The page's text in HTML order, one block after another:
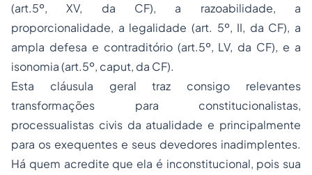
(art.5º, XV, da CF), a razoabilidade, a
proporcionalidade, a legalidade (art. 5º, II, da CF), a
ampla defesa e contraditório (art.5º, LV, da CF), e a
isonomia (art.5º, caput, da CF).
Esta cláusula geral traz consigo relevantes
transformações para constitucionalistas,
processualistas civis da atualidade e principalmente
para os exequentes e seus devedores inadimplentes.
Há quem acredite que ela é inconstitucional, pois sua